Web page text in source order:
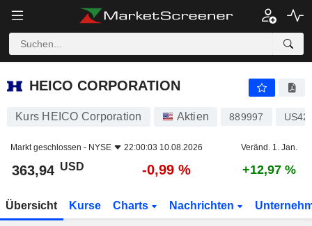
HEICO CORPORATION
HEICO CORPORATION
Kurs HEICO Corporation Aktien 889997
Markt geschlossen - NYSE 22:00:03 10.08.2026 Veränd. 1. Jan.
363,94 USD -0,99 % +12,97 %
Übersicht Kurse Charts Nachrichten